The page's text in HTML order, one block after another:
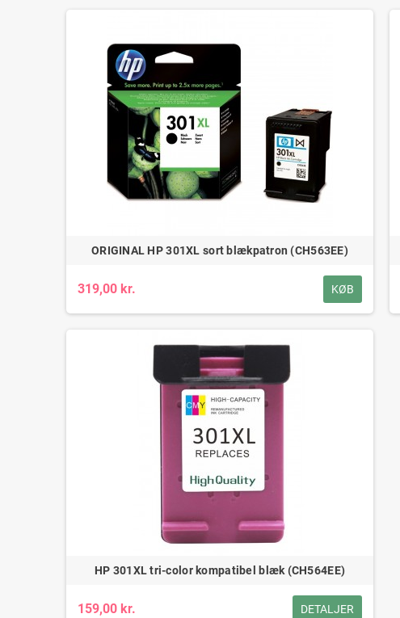
ORIGINAL HP 301XL sort blækpatron (CH563EE)
319,00 kr. KØB
HP 301XL tri-color kompatibel blæk (CH564EE)
159,00 kr. DETALJER